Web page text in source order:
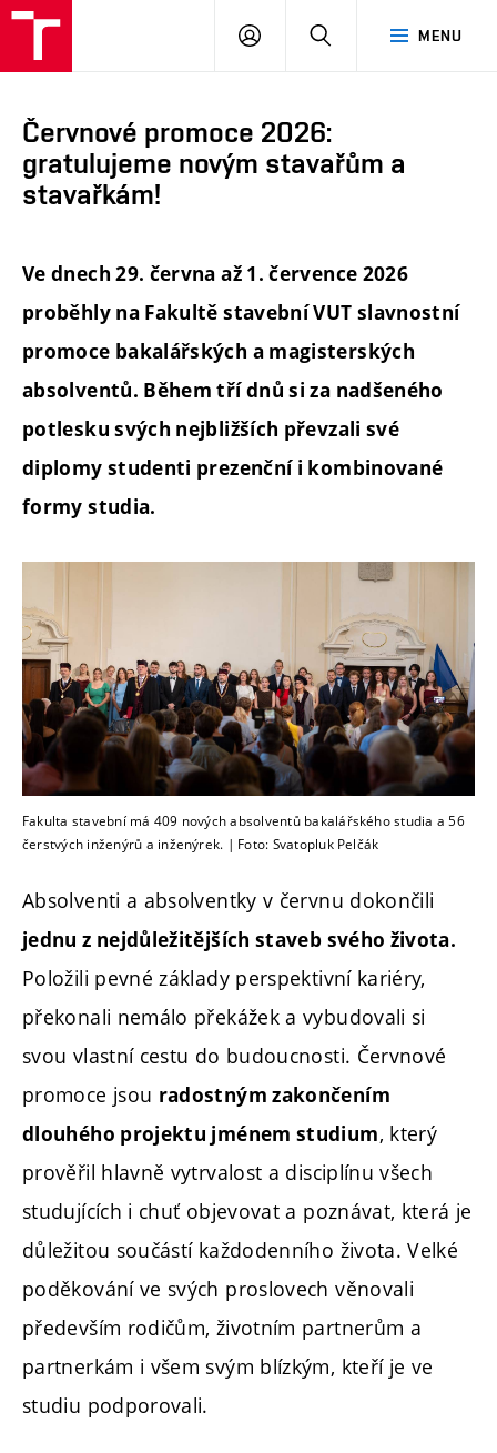
Brno
MENU
PŘIHLÁSIT
Červnové promoce 2026:
gratulujeme novým stavařům a
stavařkám!
Ve dnech 29. června až 1. července 2026
proběhly na Fakultě stavební VUT slavnostní
promoce bakalářských a magisterských
absolventů. Během tří dnů si za nadšeného
potlesku svých nejbližších převzali své
diplomy studenti prezenční i kombinované
formy studia.
Fakulta stavební má 409 nových absolventů bakalářského studia a 56
čerstvých inženýrů a inženýrek. | Foto: Svatopluk Pelčák
Absolventi a absolventky v červnu dokončili
jednu z nejdůležitějších staveb svého života.
Položili pevné základy perspektivní kariéry,
překonali nemálo překážek a vybudovali si
svou vlastní cestu do budoucnosti. Červnové
promoce jsou radostným zakončením
dlouhého projektu jménem studium, který
prověřil hlavně vytrvalost a disciplínu všech
studujících i chuť objevovat a poznávat, která je
důležitou součástí každodenního života. Velké
poděkování ve svých proslovech věnovali
především rodičům, životním partnerům a
partnerkám i všem svým blízkým, kteří je ve
studiu podporovali.